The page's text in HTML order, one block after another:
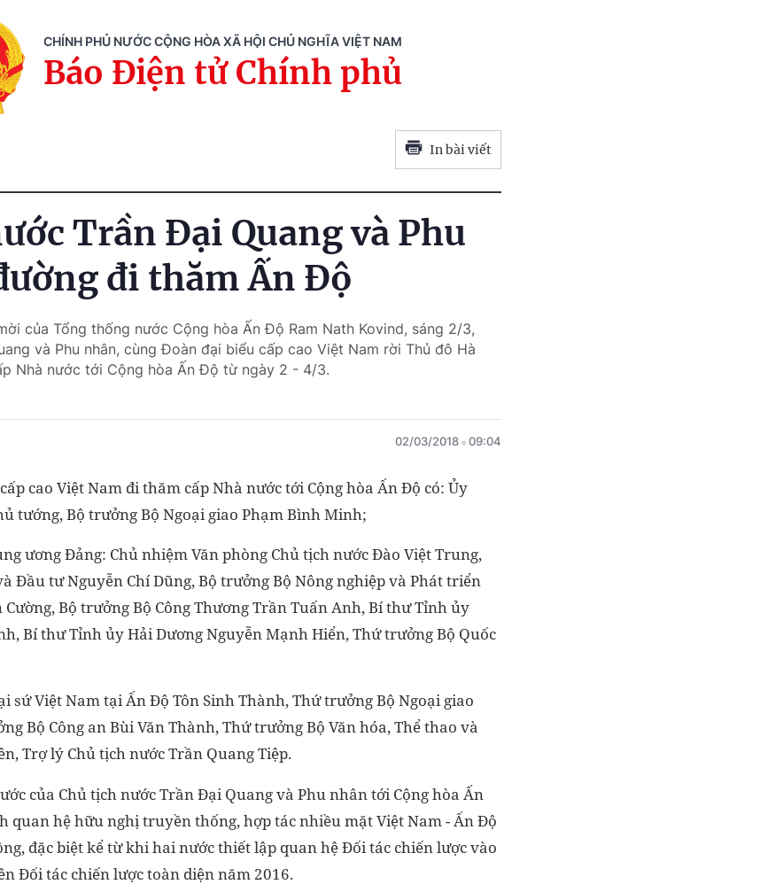
CHÍNH PHỦ NƯỚC CỘNG HÒA XÃ HỘI CHỦ NGHĨA VIỆT NAM
Báo Điện tử Chính phủ
In bài viết
Trần Đại Quang và Phu
đi thăm Ấn Độ
của Tổng thống nước Cộng hòa Ấn Độ Ram Nath Kovind, sáng 2/3,
và Phu nhân, cùng Đoàn đại biểu cấp cao Việt Nam rời Thủ đô Hà
Nhà nước tới Cộng hòa Ấn Độ từ ngày 2 - 4/3.
02/03/2018 09:04
cao Việt Nam đi thăm cấp Nhà nước tới Cộng hòa Ấn Độ có: Ủy
tướng, Bộ trưởng Bộ Ngoại giao Phạm Bình Minh;
ương Đảng: Chủ nhiệm Văn phòng Chủ tịch nước Đào Việt Trung,
Đầu tư Nguyễn Chí Dũng, Bộ trưởng Bộ Nông nghiệp và Phát triển
Bộ trưởng Bộ Công Thương Trần Tuấn Anh, Bí thư Tỉnh ủy
Bí thư Tỉnh ủy Hải Dương Nguyễn Mạnh Hiển, Thứ trưởng Bộ Quốc
sứ Việt Nam tại Ấn Độ Tôn Sinh Thành, Thứ trưởng Bộ Ngoại giao
Bộ Công an Bùi Văn Thành, Thứ trưởng Bộ Văn hóa, Thể thao và
Trợ lý Chủ tịch nước Trần Quang Tiệp.
của Chủ tịch nước Trần Đại Quang và Phu nhân tới Cộng hòa Ấn
quan hệ hữu nghị truyền thống, hợp tác nhiều mặt Việt Nam - Ấn Độ
đặc biệt kể từ khi hai nước thiết lập quan hệ Đối tác chiến lược vào
Đối tác chiến lược toàn diện năm 2016.